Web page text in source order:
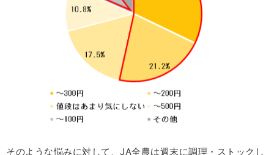
そのような悩みに対して、JA全農は週末に調理・ストックし